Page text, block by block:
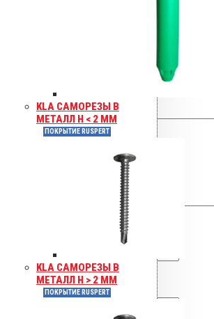
KLA САМОРЕЗЫ В
МЕТАЛЛ H < 2 ММ
ПОКРЫТИЕ RUSPERT
KLA САМОРЕЗЫ В
МЕТАЛЛ H > 2 ММ
ПОКРЫТИЕ RUSPERT
проходных элементов RHS-80-
Ваш отзыв*